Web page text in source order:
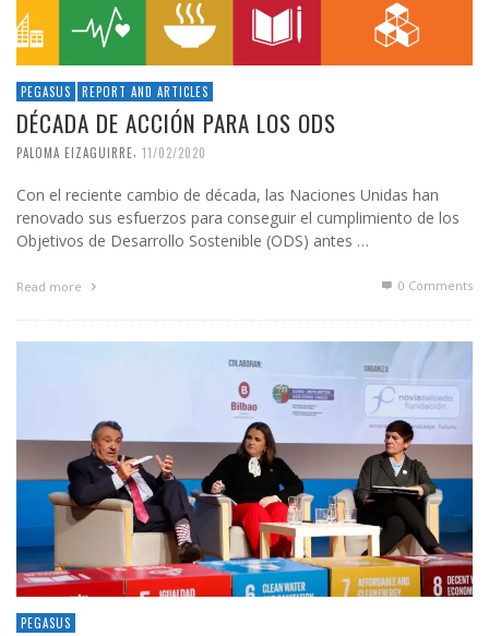
PEGASUS REPORT AND ARTICLES
DÉCADA DE ACCIÓN PARA LOS ODS
PALOMA EIZAGUIRRE, 11/02/2020
Con el reciente cambio de década, las Naciones Unidas han
renovado sus esfuerzos para conseguir el cumplimiento de los
Objetivos de Desarrollo Sostenible (ODS) antes …
Read more 0 Comments
PEGASUS